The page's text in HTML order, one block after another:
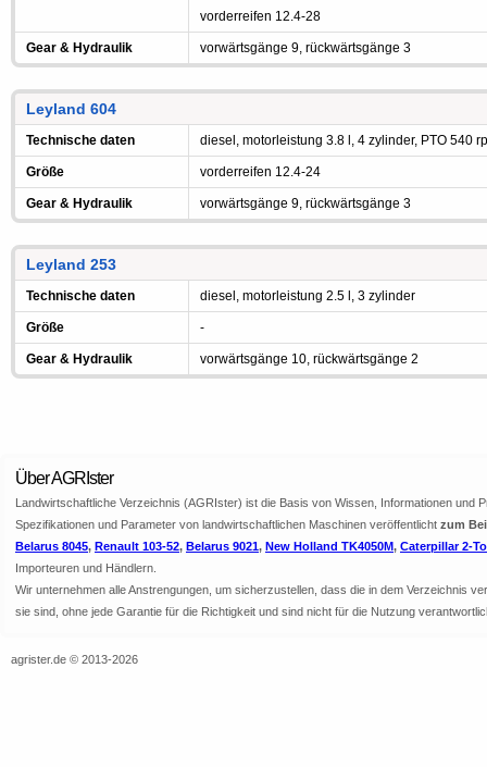
vorderreifen 12.4-28
Gear & Hydraulik vorwärtsgänge 9, rückwärtsgänge 3
Leyland 604
Technische daten diesel, motorleistung 3.8 l, 4 zylinder, PTO 540
Größe vorderreifen 12.4-24
Gear & Hydraulik vorwärtsgänge 9, rückwärtsgänge 3
Leyland 253
Technische daten diesel, motorleistung 2.5 l, 3 zylinder
Größe -
Gear & Hydraulik vorwärtsgänge 10, rückwärtsgänge 2
Über AGRIster
Landwirtschaftliche Verzeichnis (AGRIster) ist die Basis von Wissen, Informationen
Spezifikationen und Parameter von landwirtschaftlichen Maschinen veröffentlicht zum
Belarus 8045, Renault 103-52, Belarus 9021, New Holland TK4050M, Caterpillar 2-
Importeuren und Händlern.
Wir unternehmen alle Anstrengungen, um sicherzustellen, dass die in dem Verzeichnis
sie sind, ohne jede Garantie für die Richtigkeit und sind nicht für die Nutzung
agrister.de © 2013-2026